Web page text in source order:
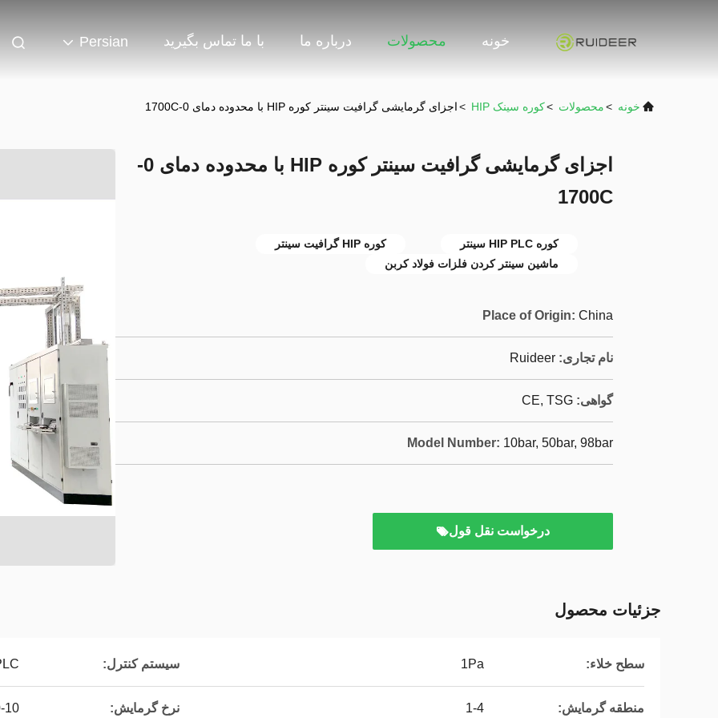
خونه محصولات درباره ما با ما تماس بگیرید Persian
خونه >محصولات >کوره سینک HIP >اجزای گرمایشی گرافیت سینتر کوره HIP با محدوده دمای 0-1700C
اجزای گرمایشی گرافیت سینتر کوره HIP با محدوده دمای 0-
1700C
کوره HIP PLC سینتر
کوره HIP گرافیت سینتر
ماشین سینتر کردن فلزات فولاد کربن
Place of Origin: China
نام تجاری: Ruideer
گواهی: CE, TSG
Model Number: 10bar, 50bar, 98bar
درخواست نقل قول
جزئیات محصول
سطح خلاء: 1Pa سیستم کنترل:
منطقه گرمایش: 1-4 نرخ گرمایش: 0-10 ℃ در